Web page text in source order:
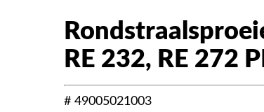
RE 232, RE 272
# 49005021003